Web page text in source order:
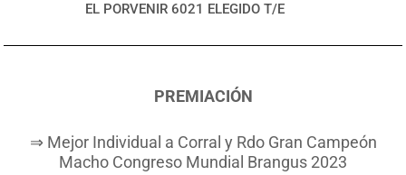
EL PORVENIR 6021 ELEGIDO T/E
PREMIACIÓN
⇒ Mejor Individual a Corral y Rdo Gran Campeón
Macho Congreso Mundial Brangus 2023